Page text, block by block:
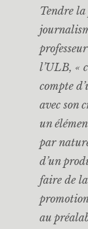
Tendre la
l’ULB, «
compte
avec son
un
par
d’un
faire de
au